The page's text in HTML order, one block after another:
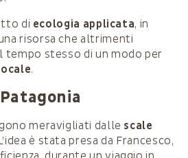
di ecologia applicata, in
risorsa che altrimenti
tempo stesso di un modo per
.
meravigliati dalle scale
è stata presa da Francesco,